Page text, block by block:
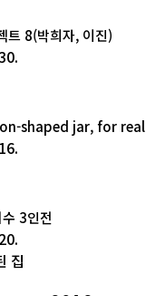
트 8(박희자, 이진)
shaped jar, for real
3인전
집